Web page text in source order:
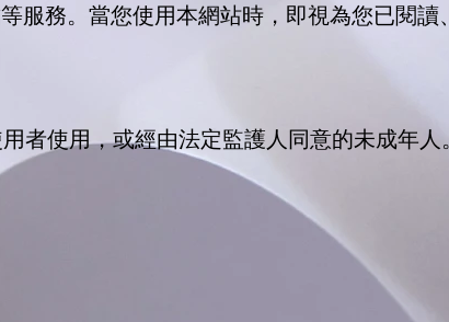
服務。當您使用本網站時，即視為您已閱讀
者使用，或經由法定監護人同意的未成年